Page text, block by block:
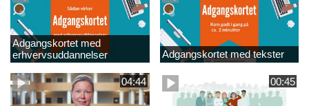
Adgangskortet med
erhvervsuddannelser
Adgangskortet med tekster
04:44 00:45